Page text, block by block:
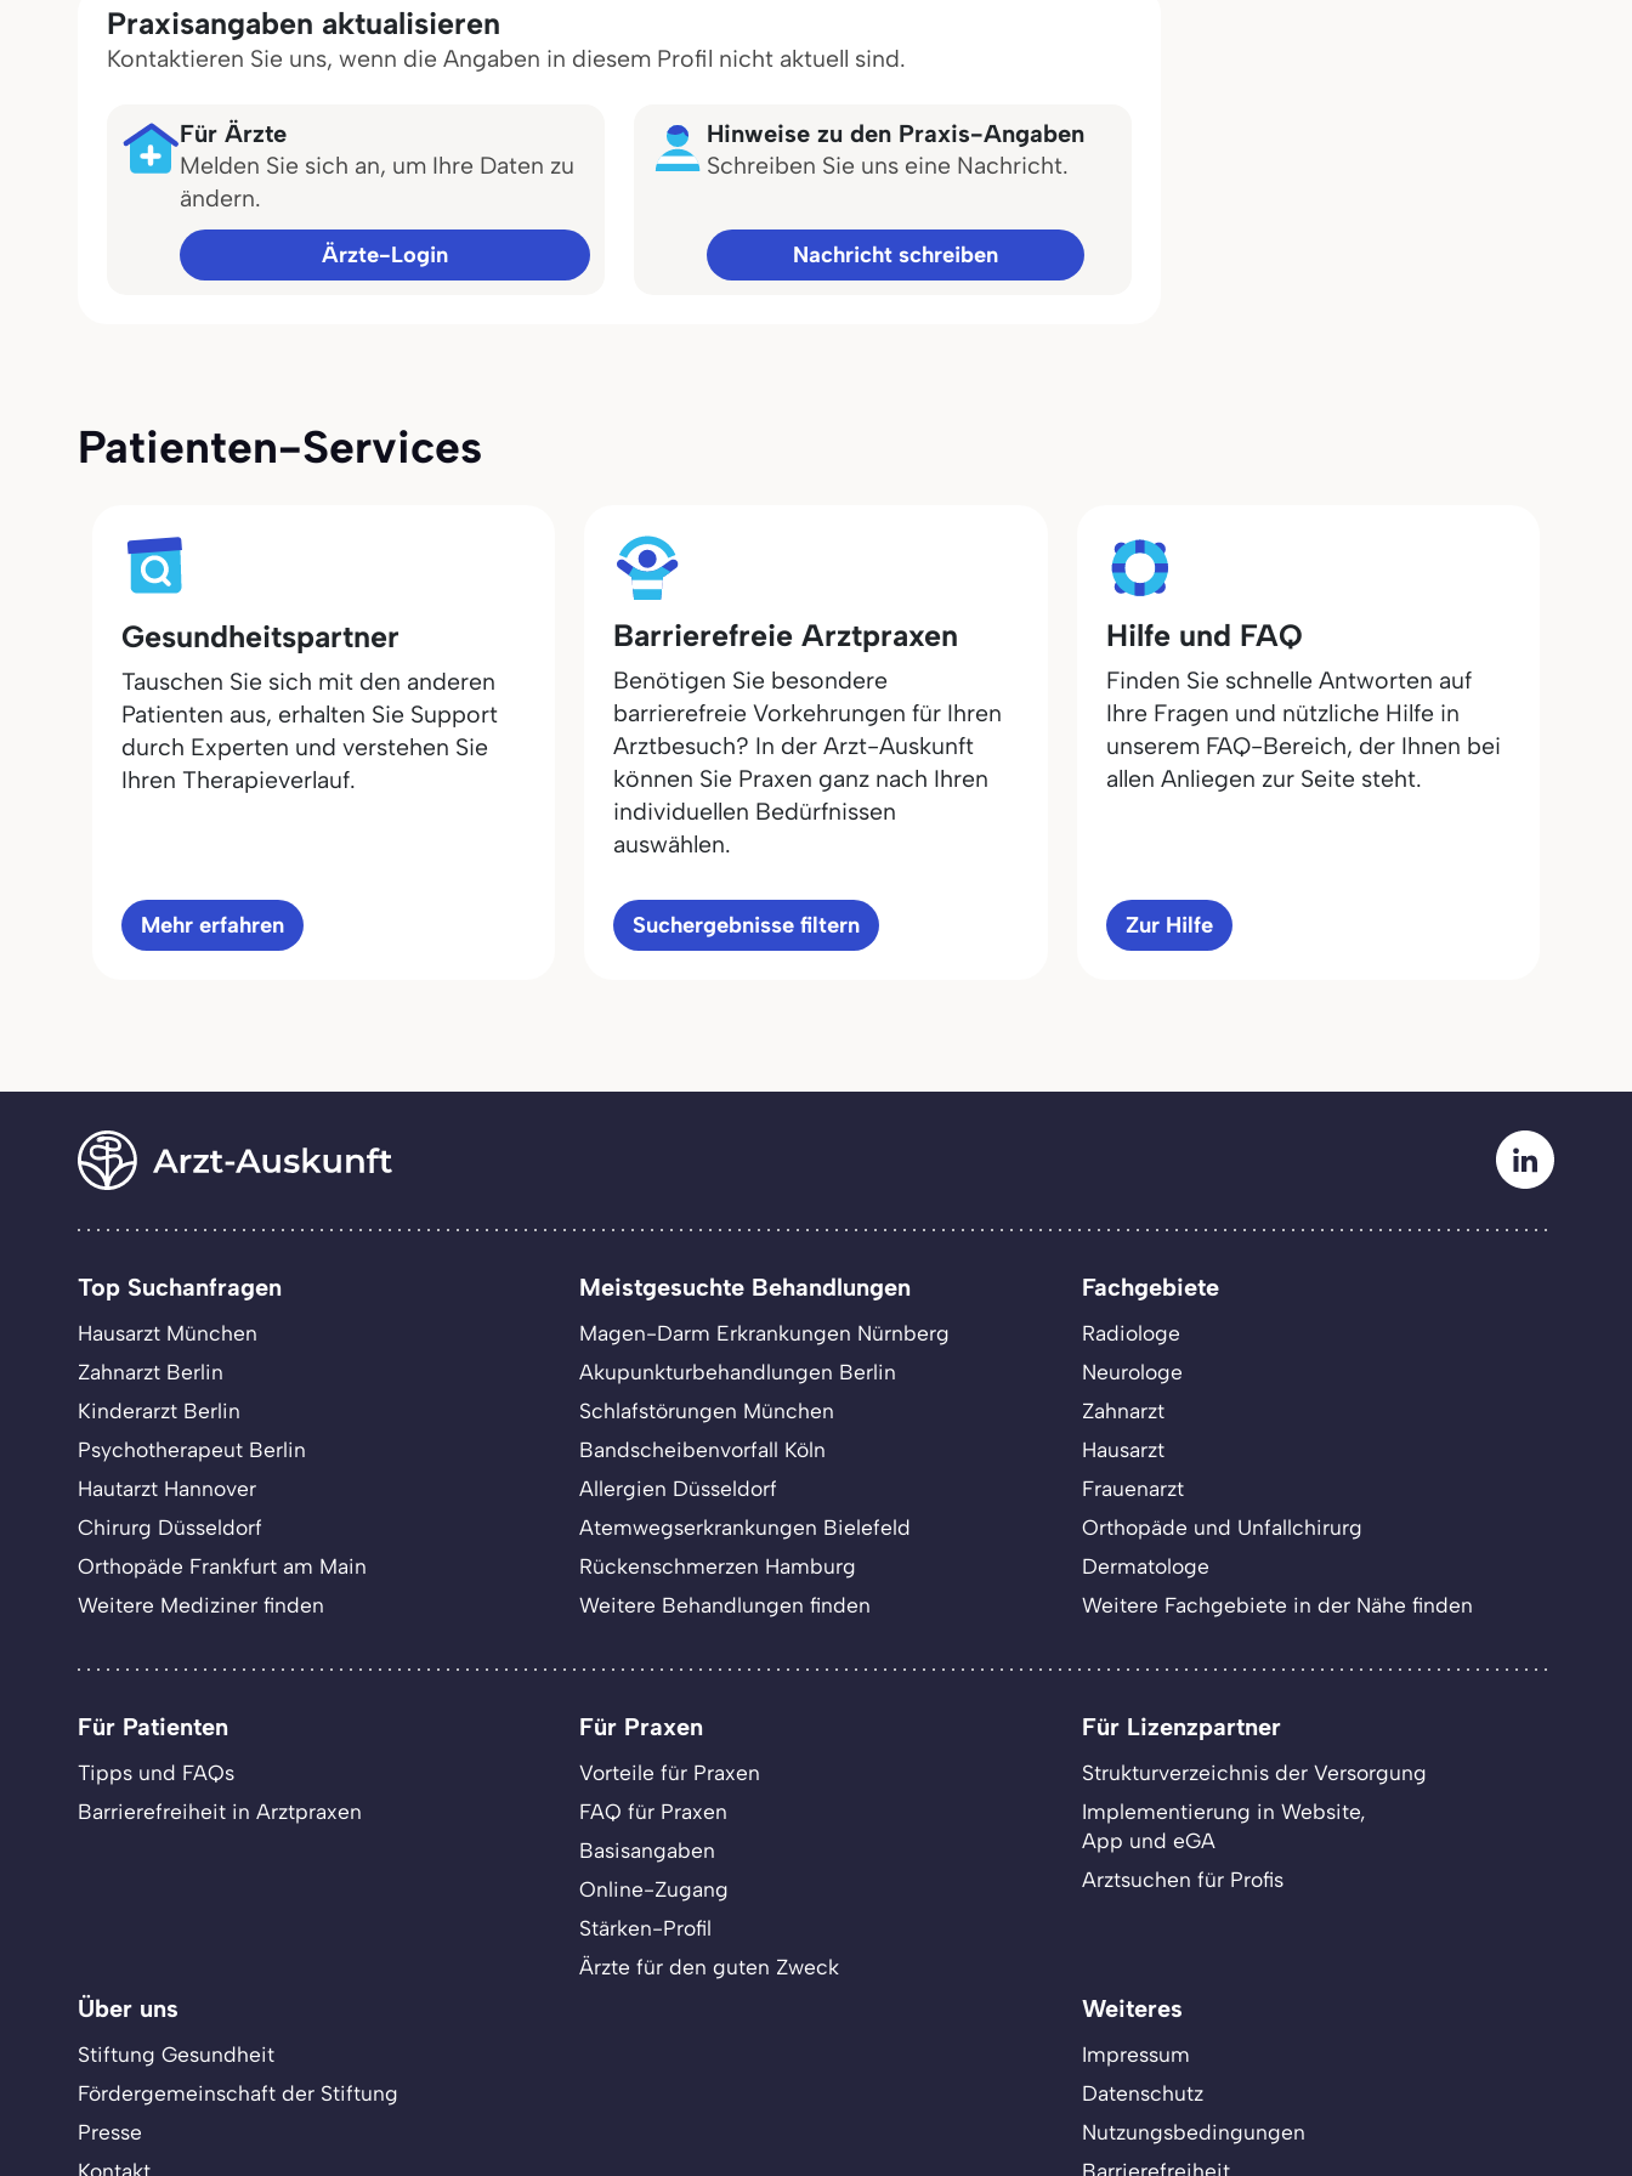
Praxisangaben aktualisieren
Kontaktieren Sie uns, wenn die Angaben in diesem Profil nicht aktuell sind.
Für Ärzte
Melden Sie sich an, um Ihre Daten zu
ändern.
Ärzte-Login
Hinweise zu den Praxis-Angaben
Schreiben Sie uns eine Nachricht.
Nachricht schreiben
Patienten-Services
Gesundheitspartner
Tauschen Sie sich mit den anderen
Patienten aus, erhalten Sie Support
durch Experten und verstehen Sie
Ihren Therapieverlauf.
Mehr erfahren
Barrierefreie Arztpraxen
Benötigen Sie besondere
barrierefreie Vorkehrungen für Ihren
Arztbesuch? In der Arzt-Auskunft
können Sie Praxen ganz nach Ihren
individuellen Bedürfnissen
auswählen.
Suchergebnisse filtern
Hilfe und FAQ
Finden Sie schnelle Antworten auf
Ihre Fragen und nützliche Hilfe in
unserem FAQ-Bereich, der Ihnen bei
allen Anliegen zur Seite steht.
Zur Hilfe
Top Suchanfragen
Hausarzt München
Zahnarzt Berlin
Kinderarzt Berlin
Psychotherapeut Berlin
Hautarzt Hannover
Chirurg Düsseldorf
Orthopäde Frankfurt am Main
Weitere Mediziner finden
Meistgesuchte Behandlungen
Magen-Darm Erkrankungen Nürnberg
Akupunkturbehandlungen Berlin
Schlafstörungen München
Bandscheibenvorfall Köln
Allergien Düsseldorf
Atemwegserkrankungen Bielefeld
Rückenschmerzen Hamburg
Weitere Behandlungen finden
Fachgebiete
Radiologe
Neurologe
Zahnarzt
Hausarzt
Frauenarzt
Orthopäde und Unfallchirurg
Dermatologe
Weitere Fachgebiete in der Nähe finden
Für Patienten
Tipps und FAQs
Barrierefreiheit in Arztpraxen
Für Praxen
Vorteile für Praxen
FAQ für Praxen
Basisangaben
Online-Zugang
Stärken-Profil
Ärzte für den guten Zweck
Für Lizenzpartner
Strukturverzeichnis der Versorgung
Implementierung in Website,
App und eGA
Arztsuchen für Profis
Über uns
Stiftung Gesundheit
Fördergemeinschaft der Stiftung
Presse
Kontakt
Weiteres
Impressum
Datenschutz
Nutzungsbedingungen
Barrierefreiheit